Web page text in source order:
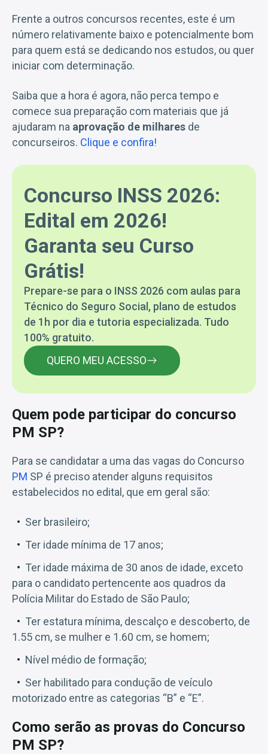
Frente a outros concursos recentes, este é um
número relativamente baixo e potencialmente bom
para quem está se dedicando nos estudos, ou quer
iniciar com determinação.
Saiba que a hora é agora, não perca tempo e
comece sua preparação com materiais que já
ajudaram na aprovação de milhares de
concurseiros. Clique e confira!
Concurso INSS 2026:
Edital em 2026!
Garanta seu Curso
Grátis!
Prepare-se para o INSS 2026 com aulas para
Técnico do Seguro Social, plano de estudos
de 1h por dia e tutoria especializada. Tudo
100% gratuito.
QUERO MEU ACESSO
Quem pode participar do concurso
PM SP?
Para se candidatar a uma das vagas do Concurso
PM SP é preciso atender alguns requisitos
estabelecidos no edital, que em geral são:
Ser brasileiro;
Ter idade mínima de 17 anos;
Ter idade máxima de 30 anos de idade, exceto
para o candidato pertencente aos quadros da
Polícia Militar do Estado de São Paulo;
Ter estatura mínima, descalço e descoberto, de
1.55 cm, se mulher e 1.60 cm, se homem;
Nível médio de formação;
Ser habilitado para condução de veículo
motorizado entre as categorias “B” e “E”.
Como serão as provas do Concurso
PM SP?